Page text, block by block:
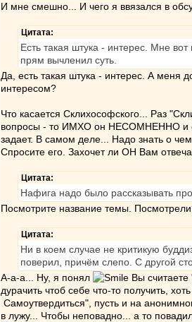
И мне смешно... И чего я ввязался в
Цитата:
Есть такая штука - интерес. Мне
прям вычленил суть.
Да, есть такая штука - интерес. А меня
интересом?
Что касается Склихософского... Раз
вопросы - то ИМХО он НЕСОМНЕННО и
задает. В самом деле... Надо знать о
Спросите его. Захочет ли ОН Вам
Цитата:
Нафига надо было рассказывать
Посмотрите название темы.
Цитата:
Ни в коем случае не критикую
поверил, причём слепо. С другой
А-а-а... Ну, я понял
Вы считаете
дурачить чтоб себе что-то получить,
Самоутвердиться", пусть и на
в лужу... Чтобы неповадно... а то